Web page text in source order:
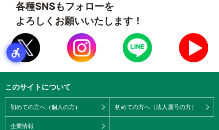
各種SNSもフォローを
よろしくお願いいたします！
このサイトについて
初めての方へ（個人の方） 初めての方へ（法人屋号の方）
企業情報